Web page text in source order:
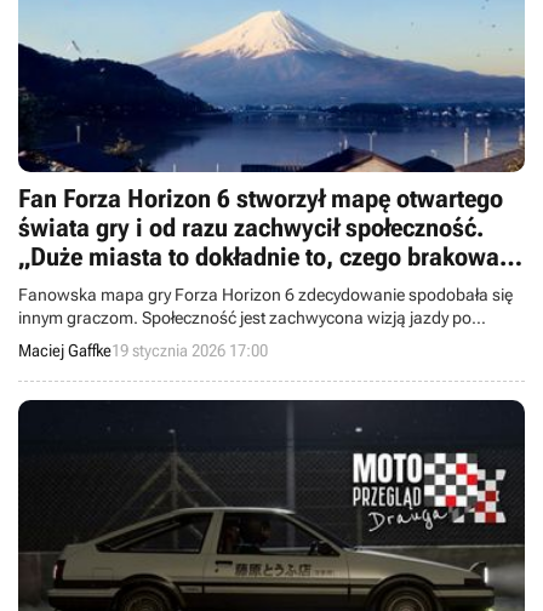
Fan Forza Horizon 6 stworzył mapę otwartego
świata gry i od razu zachwycił społeczność.
„Duże miasta to dokładnie to, czego brakowało
w Forza Horizon 5”
Fanowska mapa gry Forza Horizon 6 zdecydowanie spodobała się
innym graczom. Społeczność jest zachwycona wizją jazdy po
olbrzymim Tokio, która jednak niekoniecznie musi się spełnić.
Maciej Gaffke19 stycznia 2026 17:00